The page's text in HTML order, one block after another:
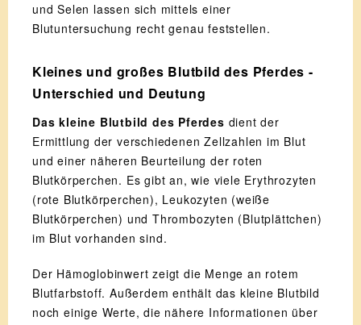
und Selen lassen sich mittels einer
Blutuntersuchung recht genau feststellen.
Kleines und großes Blutbild des Pferdes -
Unterschied und Deutung
Das kleine Blutbild des Pferdes dient der
Ermittlung der verschiedenen Zellzahlen im Blut
und einer näheren Beurteilung der roten
Blutkörperchen. Es gibt an, wie viele Erythrozyten
(rote Blutkörperchen), Leukozyten (weiße
Blutkörperchen) und Thrombozyten (Blutplättchen)
im Blut vorhanden sind.
Der Hämoglobinwert zeigt die Menge an rotem
Blutfarbstoff. Außerdem enthält das kleine Blutbild
noch einige Werte, die nähere Informationen über